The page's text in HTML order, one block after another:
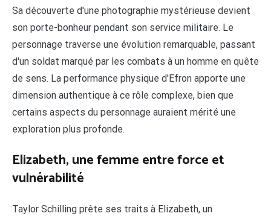
Sa découverte d'une photographie mystérieuse devient
son porte-bonheur pendant son service militaire. Le
personnage traverse une évolution remarquable, passant
d'un soldat marqué par les combats à un homme en quête
de sens. La performance physique d'Efron apporte une
dimension authentique à ce rôle complexe, bien que
certains aspects du personnage auraient mérité une
exploration plus profonde.
Elizabeth, une femme entre force et
vulnérabilité
Taylor Schilling prête ses traits à Elizabeth, un